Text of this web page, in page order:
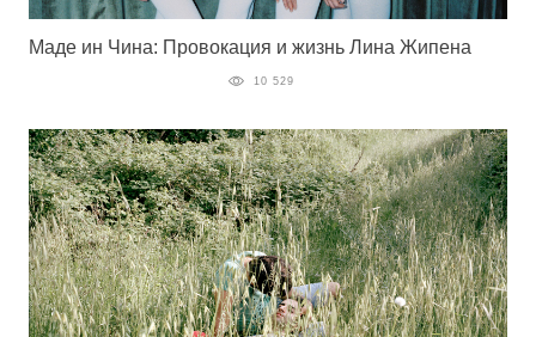
Маде ин Чина: Провокация и жизнь Лина Жипена
10 529